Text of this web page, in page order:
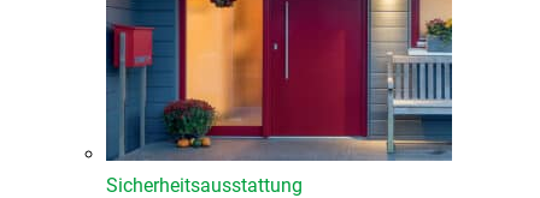
Sicherheitsausstattung